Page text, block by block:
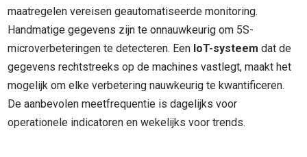
maatregelen vereisen geautomatiseerde monitoring.
Handmatige gegevens zijn te onnauwkeurig om 5S-
microverbeteringen te detecteren. Een IoT-systeem dat de
gegevens rechtstreeks op de machines vastlegt, maakt het
mogelijk om elke verbetering nauwkeurig te kwantificeren.
De aanbevolen meetfrequentie is dagelijks voor
operationele indicatoren en wekelijks voor trends.